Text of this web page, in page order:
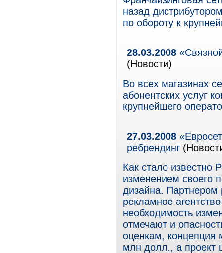
назад
по обороту к
28.03.2008
(Новости)
Во всех магазинах
абонентских услуг
крупнейшего
27.03.2008
ребрендинг
Как стало известно
изменением своего
дизайна. Партнером
рекламное
необходимость
отмечают и
оценкам, концепция
млн долл., а